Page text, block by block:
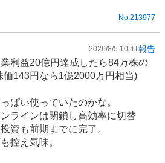
No.213977
2026/8/5 10:41報告
利益20億円達成したら84万株の
143円なら1億2000万円相当)
ぱい使っていたのかな。
ラインは閉鎖し高効率に切替
資も前期までに完了。
控え気味。